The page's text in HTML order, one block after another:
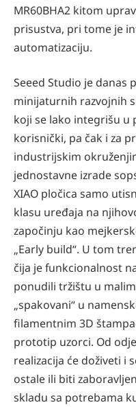
MR60BHA2 kitom
prisustva, pri tome je
automatizaciju.
Seeed Studio je danas
minijaturnih razvojnih
koji se lako integrišu u
korisnički, pa čak i za
industrijskim
jednostavne izrade
XIAO pločica samo
klasu uređaja na
započinju kao
„Early build“. U tom
čija je funkcionalnost
ponudili tržištu u
„spakovani“ u
filamentnim 3D
prototip uzorci. Od
realizacija će doživeti i
ostale ili biti
skladu sa potrebama